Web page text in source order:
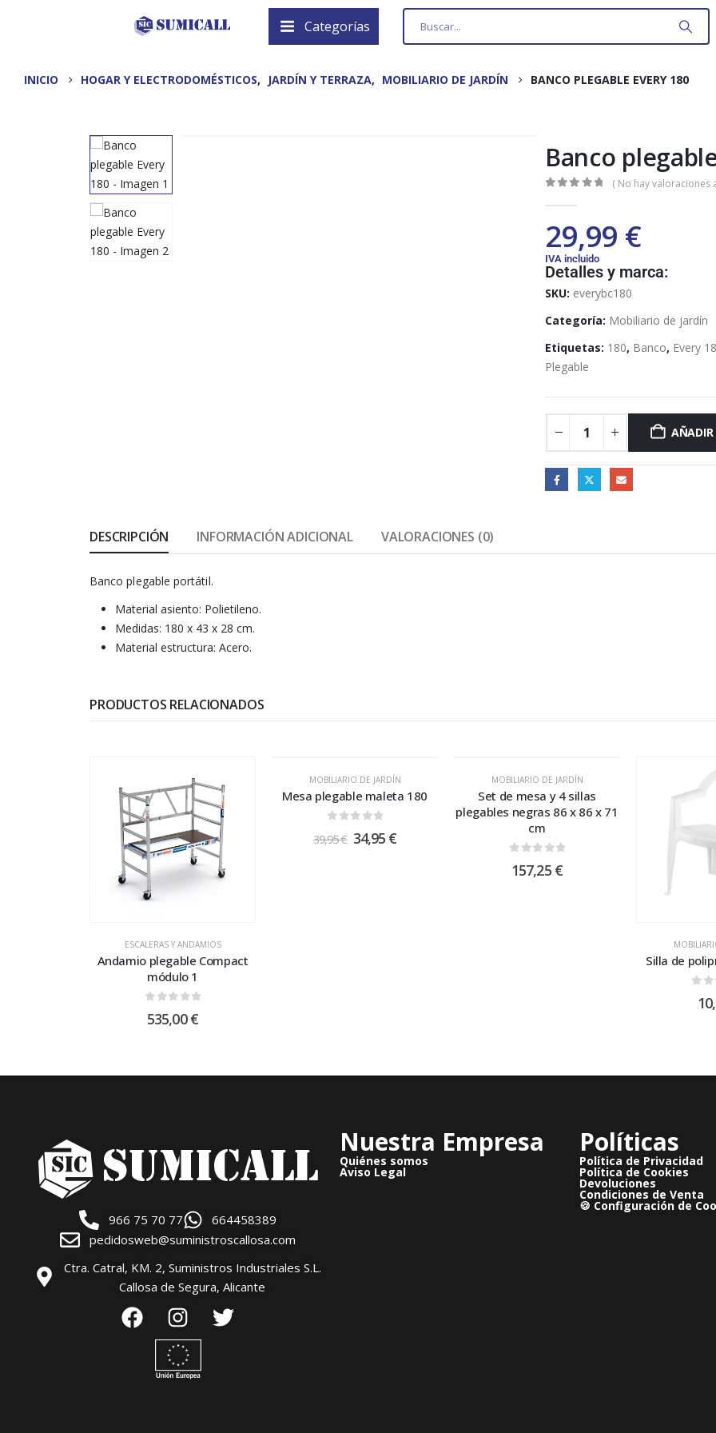
Categorías
INICIO HOGAR Y ELECTRODOMÉSTICOS, JARDÍN Y TERRAZA, MOBILIARIO DE JARDÍN BANCO PLEGABLE EVERY 180
Banco
( No hay valoraciones
29,99 €
IVA incluido
Detalles y marca:
SKU: everybc180
Categoría: Mobiliario de jardín
Etiquetas: 180, Banco, Every
Plegable
AÑADIR
DESCRIPCIÓN INFORMACIÓN ADICIONAL VALORACIONES (0)
Banco plegable portátil.
Material asiento: Polietileno.
Medidas: 180 x 43 x 28 cm.
Material estructura: Acero.
PRODUCTOS RELACIONADOS
ESCALERAS Y ANDAMIOS
Andamio plegable Compact
módulo 1
535,00€
MOBILIARIO DE JARDÍN
Mesa plegable maleta 180
39,95€ 34,95 €
MOBILIARIO DE JARDÍN
Set de mesa y 4 sillas
plegables negras 86 x 86 x 71
cm
157,25 €
Silla de
966 75 70 77
664458389
pedidosweb@suministroscallosa.com
Ctra. Catral, KM. 2, Suministros Industriales S.L.
Callosa de Segura, Alicante
Nuestra Empresa
Quiénes somos
Aviso Legal
Políticas
Política de Privacidad
Política de Cookies
Devoluciones
Condiciones de Venta
🍪 Configuración de